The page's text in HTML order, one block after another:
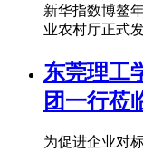
新华指数博鳌
业农村厅正式
东莞理工
团一行莅
为促进企业对